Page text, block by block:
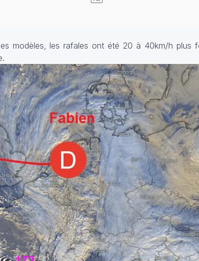
modèles, les rafales ont été 20 à 40km/h plus